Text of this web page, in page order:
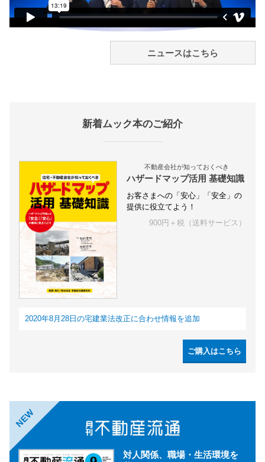
ニュースはこちら
新着ムック本のご紹介
不動産会社が知っておくべき
ハザードマップ活用 基礎知識
お客さまへの「安心」「安全」の
提供に役立てよう！
900円＋税（送料サービス）
2020年8月28日の宅建業法改正に合わせ情報を追加
ご購入はこちら
NEW
対人関係、職場・生活環境を